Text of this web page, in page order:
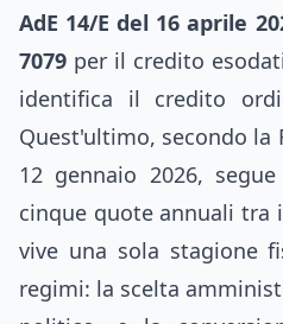
AdE 14/E del 16 aprile
7079 per il credito
identifica il credito
Quest'ultimo, secondo la
12 gennaio 2026,
cinque quote annuali tra
vive una sola stagione
regimi: la scelta